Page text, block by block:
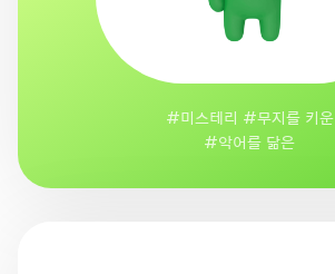
#미스테리 #무지를 키운
#악어를 닮은